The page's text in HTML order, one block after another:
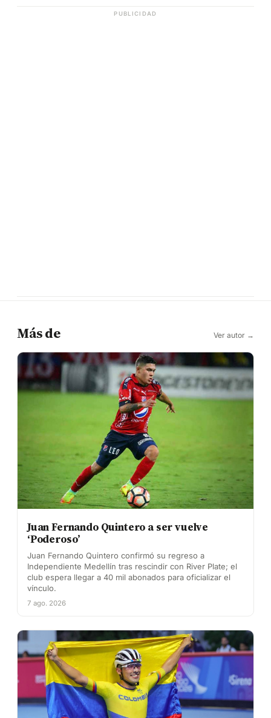
PUBLICIDAD
Más de Ver autor →
Juan Fernando Quintero a ser vuelve
‘Poderoso’
Juan Fernando Quintero confirmó su regreso a
Independiente Medellín tras rescindir con River Plate; el
club espera llegar a 40 mil abonados para oficializar el
vínculo.
7 ago. 2026